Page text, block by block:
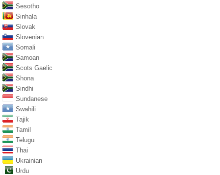
Sesotho
Sinhala
Slovak
Slovenian
Somali
Samoan
Scots Gaelic
Shona
Sindhi
Sundanese
Swahili
Tajik
Tamil
Telugu
Thai
Ukrainian
Urdu